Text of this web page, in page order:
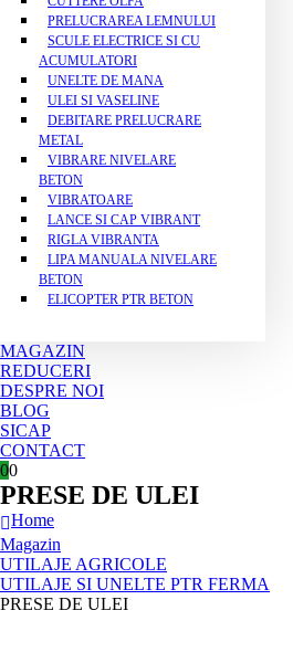
PRELUCRAREA LEMNULUI
SCULE ELECTRICE SI CU
ACUMULATORI
UNELTE DE MANA
ULEI SI VASELINE
DEBITARE PRELUCRARE
METAL
VIBRARE NIVELARE
BETON
VIBRATOARE
LANCE SI CAP VIBRANT
RIGLA VIBRANTA
LIPA MANUALA NIVELARE
BETON
ELICOPTER PTR BETON
MAGAZIN
REDUCERI
DESPRE NOI
BLOG
SICAP
CONTACT
00
PRESE DE ULEI
Home
Magazin
UTILAJE AGRICOLE
UTILAJE SI UNELTE PTR FERMA
PRESE DE ULEI